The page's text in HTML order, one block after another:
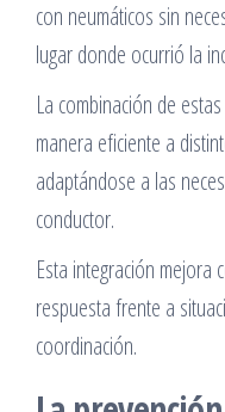
con neumáticos sin
lugar donde ocurrió la
La combinación de
manera eficiente a
adaptándose a las
conductor.
Esta integración mejora
respuesta frente a
coordinación.